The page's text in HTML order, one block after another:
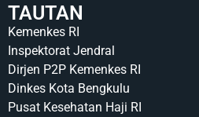
TAUTAN
Kemenkes RI
Inspektorat Jendral
Dirjen P2P Kemenkes RI
Dinkes Kota Bengkulu
Pusat Kesehatan Haji RI